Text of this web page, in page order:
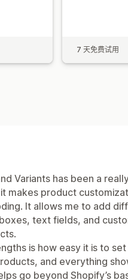
7 天免费试用
Variants has been a
makes product
It allows me to add
text fields, and
is how easy it is to
and everything
go beyond Shopify’s